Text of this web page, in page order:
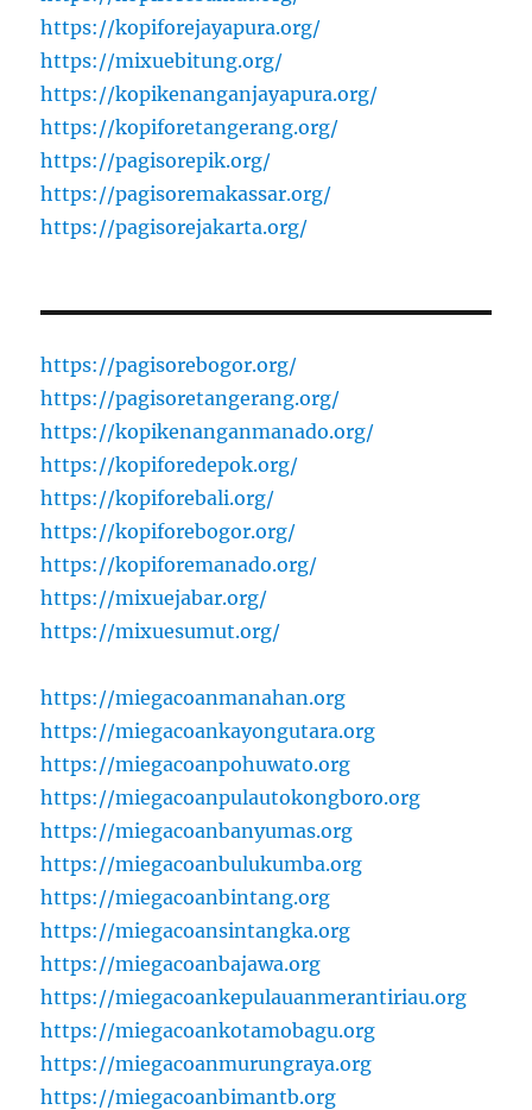
https://kopiforejayapura.org/
https://mixuebitung.org/
https://kopikenanganjayapura.org/
https://kopiforetangerang.org/
https://pagisorepik.org/
https://pagisoremakassar.org/
https://pagisorejakarta.org/
https://pagisorebogor.org/
https://pagisoretangerang.org/
https://kopikenanganmanado.org/
https://kopiforedepok.org/
https://kopiforebali.org/
https://kopiforebogor.org/
https://kopiforemanado.org/
https://mixuejabar.org/
https://mixuesumut.org/
https://miegacoanmanahan.org
https://miegacoankayongutara.org
https://miegacoanpohuwato.org
https://miegacoanpulautokongboro.org
https://miegacoanbanyumas.org
https://miegacoanbulukumba.org
https://miegacoanbintang.org
https://miegacoansintangka.org
https://miegacoanbajawa.org
https://miegacoankepulauanmerantiriau.org
https://miegacoankotamobagu.org
https://miegacoanmurungraya.org
https://miegacoanbimantb.org